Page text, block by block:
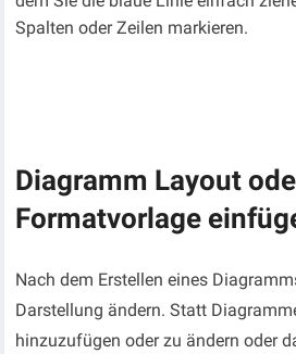
Spalten oder Zeilen markieren.
Diagramm Layout
Formatvorlage
Nach dem Erstellen eines
Darstellung ändern. Statt
hinzuzufügen oder zu ändern oder